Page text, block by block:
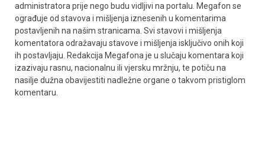
administratora prije nego budu vidljivi na portalu. Megafon se
ograđuje od stavova i mišljenja iznesenih u komentarima
postavljenih na našim stranicama. Svi stavovi i mišljenja
komentatora odražavaju stavove i mišljenja isključivo onih koji
ih postavljaju. Redakcija Megafona je u slučaju komentara koji
izazivaju rasnu, nacionalnu ili vjersku mržnju, te potiču na
nasilje dužna obavijestiti nadležne organe o takvom pristiglom
komentaru.